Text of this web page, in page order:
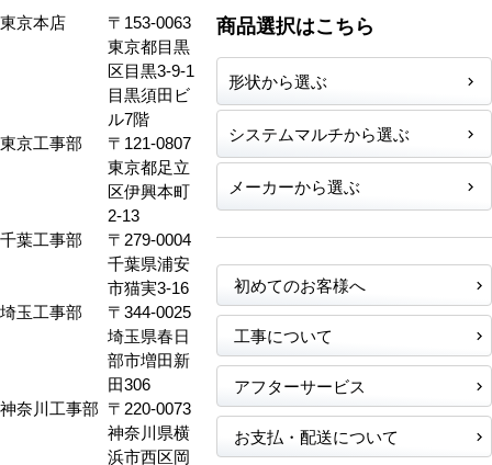
東京本店
〒153-0063
東京都目黒
区目黒3-9-1
目黒須田ビ
ル7階
東京工事部
〒121-0807
東京都足立
区伊興本町
2-13
千葉工事部
〒279-0004
千葉県浦安
市猫実3-16
埼玉工事部
〒344-0025
埼玉県春日
部市増田新
田306
神奈川工事部 〒220-0073
神奈川県横
浜市西区岡
商品選択はこちら
形状から選ぶ
システムマルチから選ぶ
メーカーから選ぶ
初めてのお客様へ
工事について
アフターサービス
お支払・配送について